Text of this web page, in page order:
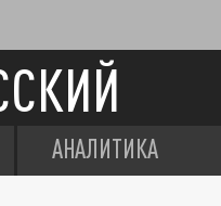
АНАЛИТИКА